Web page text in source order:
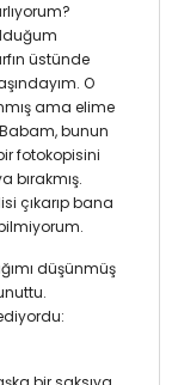
üstünde
O
ama elime
bunun
fotokopisini
bırakmış.
çıkarıp bana
düşünmüş